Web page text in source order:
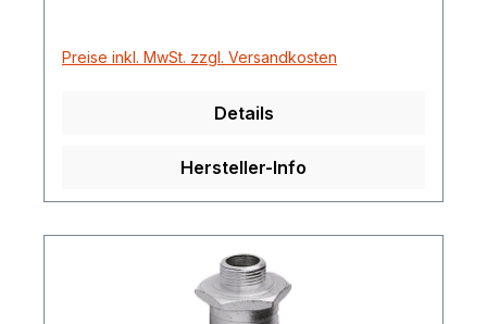
Preise inkl. MwSt. zzgl. Versandkosten
Details
Hersteller-Info